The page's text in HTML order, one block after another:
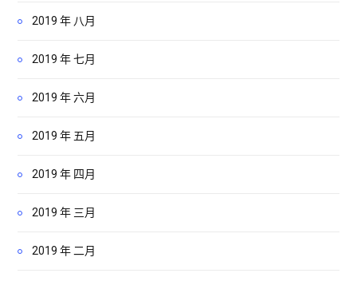
2019 年 八月
2019 年 七月
2019 年 六月
2019 年 五月
2019 年 四月
2019 年 三月
2019 年 二月